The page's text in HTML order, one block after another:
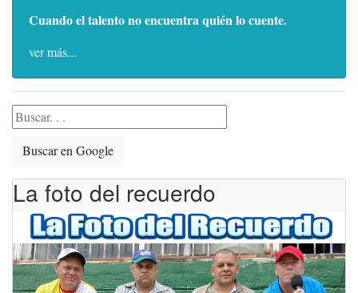
Cuando el talento no encuentra quién lo cuente.
ver más...
Buscar en Google
La foto del recuerdo